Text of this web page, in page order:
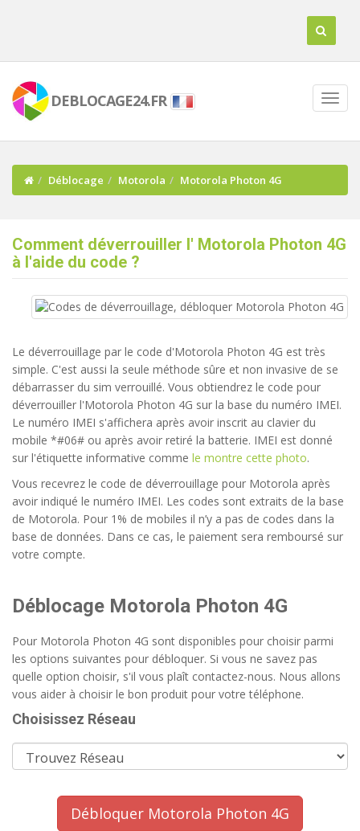
DEBLOCAGE24.FR
Déblocage Motorola Motorola Photon 4G
Comment déverrouiller l' Motorola Photon 4G
à l'aide du code ?
Le déverrouillage par le code d'Motorola Photon 4G est très
simple. C'est aussi la seule méthode sûre et non invasive de se
débarrasser du sim verrouillé. Vous obtiendrez le code pour
déverrouiller l'Motorola Photon 4G sur la base du numéro IMEI.
Le numéro IMEI s'affichera après avoir inscrit au clavier du
mobile *#06# ou après avoir retiré la batterie. IMEI est donné
sur l'étiquette informative comme le montre cette photo.
Vous recevrez le code de déverrouillage pour Motorola après
avoir indiqué le numéro IMEI. Les codes sont extraits de la base
de Motorola. Pour 1% de mobiles il n’y a pas de codes dans la
base de données. Dans ce cas, le paiement sera remboursé sur
votre compte.
Déblocage Motorola Photon 4G
Pour Motorola Photon 4G sont disponibles pour choisir parmi
les options suivantes pour débloquer. Si vous ne savez pas
quelle option choisir, s'il vous plaît contactez-nous. Nous allons
vous aider à choisir le bon produit pour votre téléphone.
Choisissez Réseau
Débloquer Motorola Photon 4G